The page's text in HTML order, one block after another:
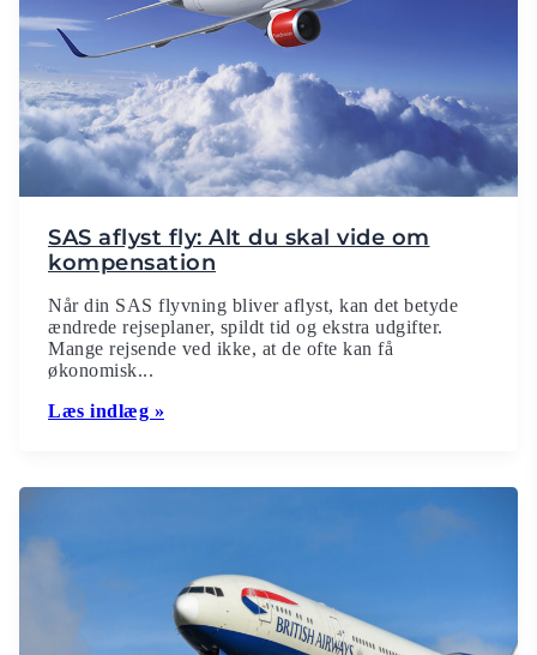
SAS aflyst fly: Alt du skal vide om
kompensation
Når din SAS flyvning bliver aflyst, kan det betyde
ændrede rejseplaner, spildt tid og ekstra udgifter.
Mange rejsende ved ikke, at de ofte kan få
økonomisk...
Læs indlæg »